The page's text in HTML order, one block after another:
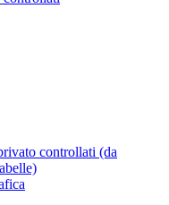
controllati (da